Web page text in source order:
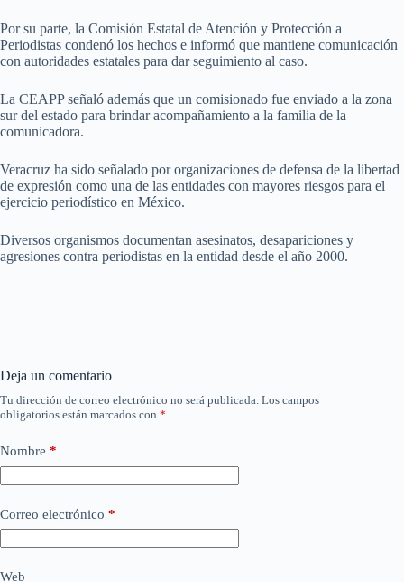
Por su parte, la Comisión Estatal de Atención y Protección a
Periodistas condenó los hechos e informó que mantiene comunicación
con autoridades estatales para dar seguimiento al caso.
La CEAPP señaló además que un comisionado fue enviado a la zona
sur del estado para brindar acompañamiento a la familia de la
comunicadora.
Veracruz ha sido señalado por organizaciones de defensa de la libertad
de expresión como una de las entidades con mayores riesgos para el
ejercicio periodístico en México.
Diversos organismos documentan asesinatos, desapariciones y
agresiones contra periodistas en la entidad desde el año 2000.
Deja un comentario
Tu dirección de correo electrónico no será publicada. Los campos
obligatorios están marcados con *
Nombre *
Correo electrónico *
Web